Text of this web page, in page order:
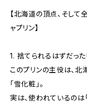
【北海道の頂点、そし
ャプリン】
1. 捨てられるはずだった
このプリンの主役は、
「雪化粧」。
実は、使われているのは